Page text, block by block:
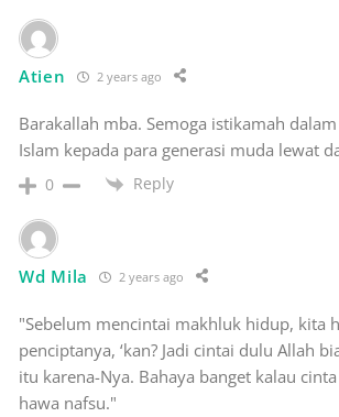
Atien 2 years ago
Barakallah mba. Semoga istikamah
Islam kepada para generasi muda lewat
0 Reply
Wd Mila 2 years ago
"Sebelum mencintai makhluk hidup, kita
penciptanya, ‘kan? Jadi cintai dulu Allah
itu karena-Nya. Bahaya banget kalau
hawa nafsu."